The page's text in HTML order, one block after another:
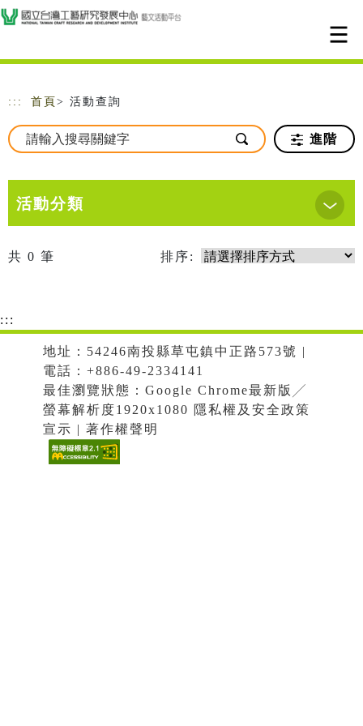
跳到主要內容
網站導覽
::: 首頁 > 活動查詢
進階
活動分類
共 0 筆 排序:
:::
地址：54246南投縣草屯鎮中正路573號 |
電話：+886-49-2334141
最佳瀏覽狀態：Google Chrome最新版╱
螢幕解析度1920x1080 隱私權及安全政策
宣示 | 著作權聲明